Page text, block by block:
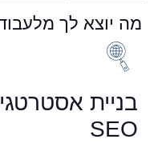
מה יוצא לך מלעבוד
בניית
SEO